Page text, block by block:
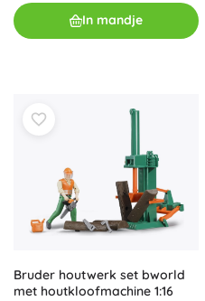
In mandje
Bruder houtwerk set bworld
met houtkloofmachine 1:16